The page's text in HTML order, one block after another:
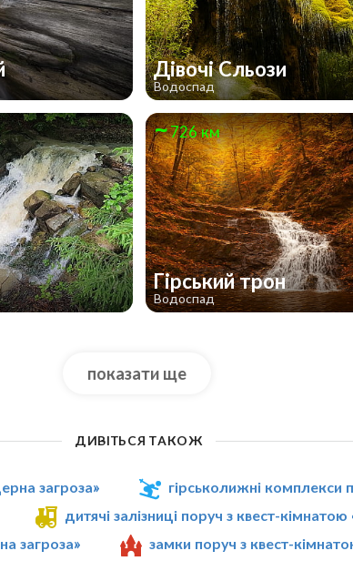
Дівочі Сльози
Водоспад
726 км
Гірський трон
Водоспад
показати ще
ДИВІТЬСЯ ТАКОЖ
загроза»
гірськолижні комплекси
дитячі залізниці поруч з квест-
загроза»
замки поруч з квест-